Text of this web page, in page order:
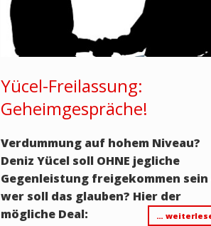
Yücel-Freilassung:
Geheimgespräche!
Verdummung auf hohem Niveau?
Deniz Yücel soll OHNE jegliche
Gegenleistung freigekommen sein
wer soll das glauben? Hier der
mögliche Deal:
…